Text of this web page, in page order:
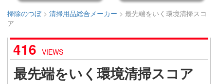
掃除のつぼ> 清掃用品総合メーカー > 最先端をいく環境清掃スコ
ア
416 VIEWS
最先端をいく環境清掃スコア